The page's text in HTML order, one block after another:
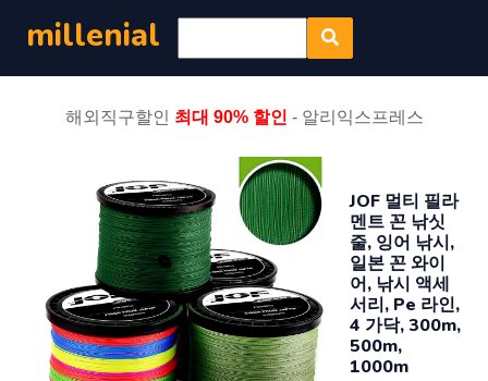
millenial
해외직구할인 최대 90% 할인 - 알리익스프레스
JOF 멀티 필라
멘트 꼰 낚싯
줄, 잉어 낚시,
일본 꼰 와이
어, 낚시 액세
서리, Pe 라인,
4 가닥, 300m,
500m,
1000m